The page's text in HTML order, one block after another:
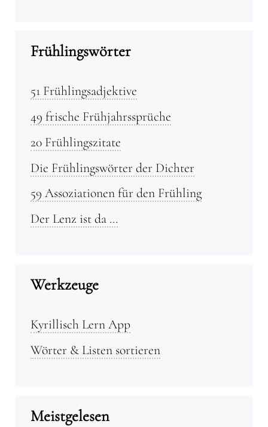
Frühlingswörter
51 Frühlingsadjektive
49 frische Frühjahrssprüche
20 Frühlingszitate
Die Frühlingswörter der Dichter
59 Assoziationen für den Frühling
Der Lenz ist da …
Werkzeuge
Kyrillisch Lern App
Wörter & Listen sortieren
Meistgelesen